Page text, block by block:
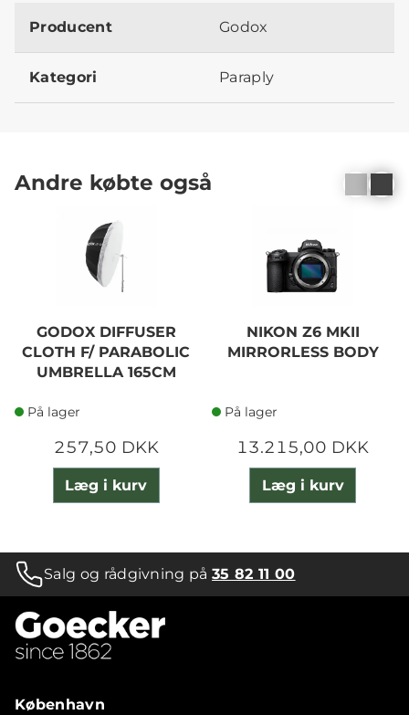
Producent Godox
Kategori Paraply
Andre købte også
GODOX DIFFUSER
CLOTH F/ PARABOLIC
UMBRELLA 165CM
På lager
257,50 DKK
Læg i kurv
NIKON Z6 MKII
MIRRORLESS BODY
På lager
13.215,00 DKK
Læg i kurv
Salg og rådgivning på35 82 11 00
København